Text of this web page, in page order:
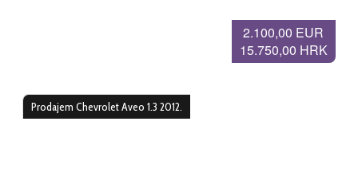
2.100,00 EUR
15.750,00 HRK
Prodajem Chevrolet Aveo 1.3 2012.